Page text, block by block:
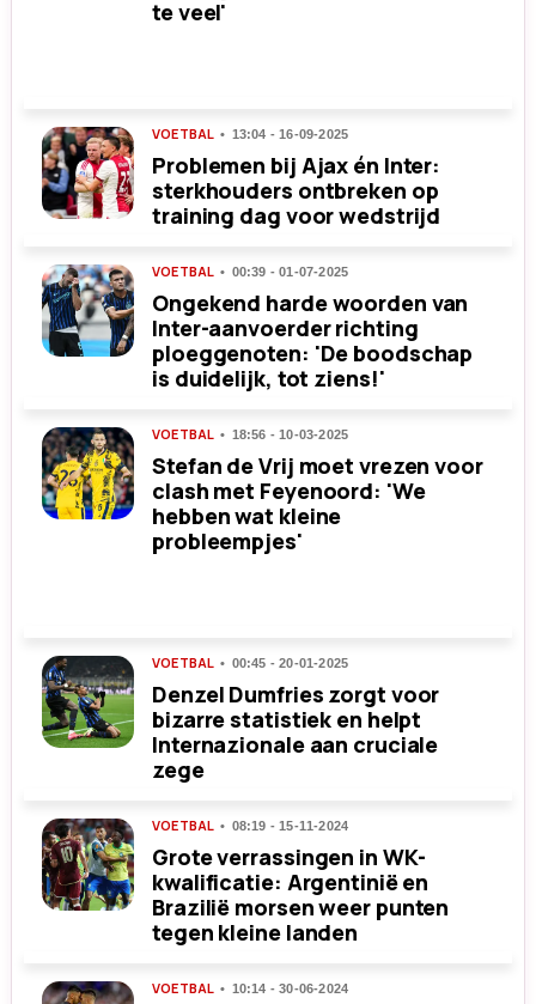
te veel'
VOETBAL 13:04 - 16-09-2025
Problemen bij Ajax én Inter:
sterkhouders ontbreken op
training dag voor wedstrijd
VOETBAL 00:39 - 01-07-2025
Ongekend harde woorden van
Inter-aanvoerder richting
ploeggenoten: 'De boodschap
is duidelijk, tot ziens!'
VOETBAL 18:56 - 10-03-2025
Stefan de Vrij moet vrezen voor
clash met Feyenoord: 'We
hebben wat kleine
probleempjes'
VOETBAL 00:45 - 20-01-2025
Denzel Dumfries zorgt voor
bizarre statistiek en helpt
Internazionale aan cruciale
zege
VOETBAL 08:19 - 15-11-2024
Grote verrassingen in WK-
kwalificatie: Argentinië en
Brazilië morsen weer punten
tegen kleine landen
VOETBAL 10:14 - 30-06-2024